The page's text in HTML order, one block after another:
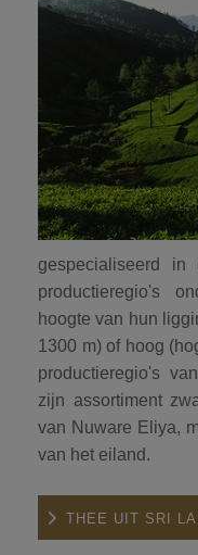
gespecialiseerd
productieregio's
hoogte van hun
1300 m) of hoog
productieregio's
zijn assortiment
van Nuware Eliya,
van het eiland.
THEE UIT SRI